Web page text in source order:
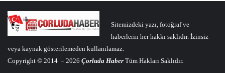
Sitemizdeki yazı, fotoğraf ve
haberlerin her hakkı saklıdır. İzinsiz
veya kaynak gösterilemeden kullanılamaz.
Copyright © 2014 – 2026 Çorluda Haber Tüm Hakları Saklıdır.